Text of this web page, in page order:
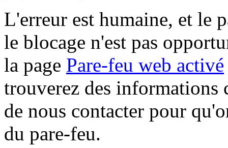
L'erreur est humaine, et le
le blocage n'est pas
la page Pare-feu web activé
trouverez des informations
de nous contacter pour
du pare-feu.